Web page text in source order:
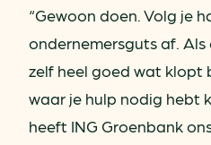
“Gewoon doen. Volg je
ondernemersguts af.
zelf heel goed wat klopt
waar je hulp nodig hebt
heeft ING Groenbank